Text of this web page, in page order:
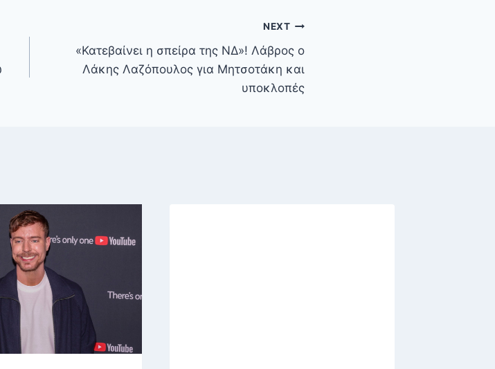
NEXT
«Κατεβαίνει η σπείρα της ΝΔ»! Λάβρος ο
Λάκης Λαζόπουλος για Μητσοτάκη και
υποκλοπές